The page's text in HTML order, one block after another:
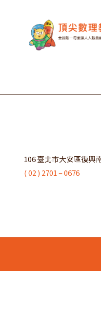
106 臺北市大安區復興
( 02 ) 2701 – 0676